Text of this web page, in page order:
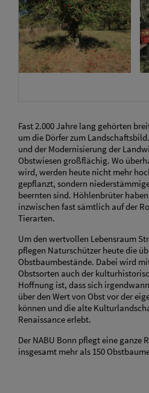
Fast 2.000 Jahre lang gehörten
um die Dörfer zum
und der Modernisierung der
Obstwiesen großflächig. Wo
wird, werden heute nicht mehr
gepflanzt, sondern
beernten sind. Höhlenbrüter
inzwischen fast sämtlich auf der
Tierarten.
Um den wertvollen Lebensraum
pflegen Naturschützer heute die
Obstbaumbestände. Dabei wird
Obstsorten auch der
Hoffnung ist, dass sich
über den Wert von Obst vor der
können und die alte
Renaissance erlebt.
Der NABU Bonn pflegt eine ganze
insgesamt mehr als 150